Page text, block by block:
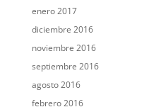
enero 2017
diciembre 2016
noviembre 2016
septiembre 2016
agosto 2016
febrero 2016